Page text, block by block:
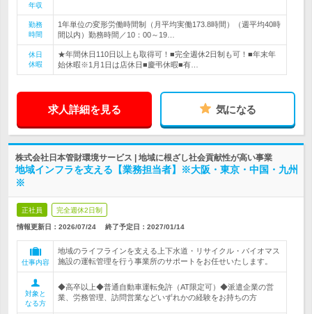
年収
勤務
時間
1年単位の変形労働時間制（月平均実働173.8時間）（週平均40時
間以内）勤務時間／10：00～19…
休日
休暇
★年間休日110日以上も取得可！■完全週休2日制も可！■年末年
始休暇※1月1日は店休日■慶弔休暇■有…
求人詳細を見る 気になる
株式会社日本管財環境サービス | 地域に根ざし社会貢献性が高い事業
地域インフラを支える【業務担当者】※大阪・東京・中国・九州
※
正社員 完全週休2日制
情報更新日：2026/07/24 終了予定日： 2027/01/14
仕事内容
地域のライフラインを支える上下水道・リサイクル・バイオマス
施設の運転管理を行う事業所のサポートをお任せいたします。
対象と
なる方
◆高卒以上◆普通自動車運転免許（AT限定可）◆派遣企業の営
業、労務管理、訪問営業などいずれかの経験をお持ちの方